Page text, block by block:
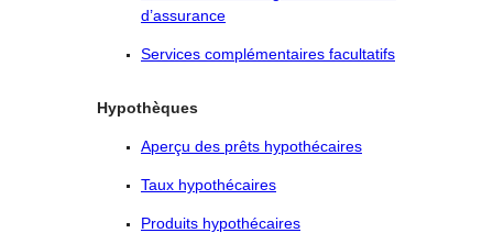
d’assurance
Services complémentaires facultatifs
Hypothèques
Aperçu des prêts hypothécaires
Taux hypothécaires
Produits hypothécaires